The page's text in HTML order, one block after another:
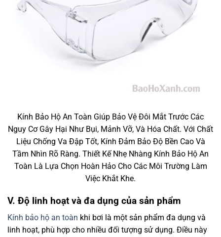
Kính Bảo Hộ An Toàn Giúp Bảo Vệ Đôi Mắt Trước Các
Nguy Cơ Gây Hại Như Bụi, Mảnh Vỡ, Và Hóa Chất. Với Chất
Liệu Chống Va Đập Tốt, Kính Đảm Bảo Độ Bền Cao Và
Tầm Nhìn Rõ Ràng. Thiết Kế Nhẹ Nhàng Kính Bảo Hộ An
Toàn Là Lựa Chọn Hoàn Hảo Cho Các Môi Trường Làm
Việc Khắt Khe.
V. Độ linh hoạt và đa dụng của sản phẩm
Kính bảo hộ an toàn khi bơi là một sản phẩm đa dụng và
linh hoạt, phù hợp cho nhiều đối tượng sử dụng. Điều này